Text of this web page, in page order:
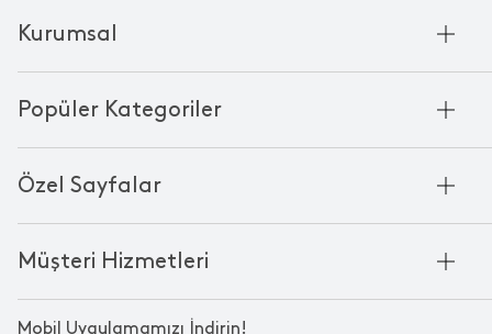
Popüler Kategoriler
Bornoz
Özel Sayfalar
Black Friday
Sevgililer Günü
Kurumsal
Kurumsal Satış
Chakra Manifesto
Mağazalarımız
Çerez Politikası
Müşteri Hizmetleri
Mobil Uygulamamızı İndirin!